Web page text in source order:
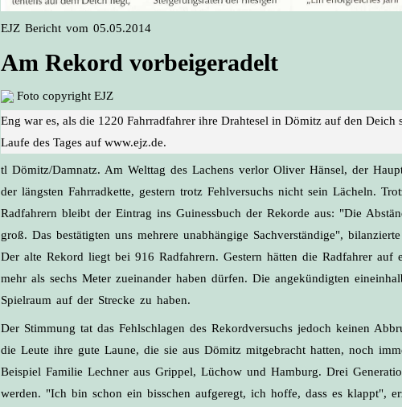
EJZ Bericht vom 05.05.2014
Am Rekord vorbeigeradelt
Foto copyright EJZ
Eng war es, als die 1220 Fahrradfahrer ihre Drahtesel in Dömitz auf den Deich
Laufe des Tages auf www.ejz.de.
tl Dömitz/Damnatz. Am Welttag des Lachens verlor Oliver Hänsel, der
der längsten Fahrradkette, gestern trotz Fehlversuchs nicht sein Lächeln.
Radfahrern bleibt der Eintrag ins Guinessbuch der Rekorde aus: "Die
groß. Das bestätigten uns mehrere unabhängige Sachverständige",
Der alte Rekord liegt bei 916 Radfahrern. Gestern hätten die Radfahrer
mehr als sechs Meter zueinander haben dürfen. Die angekündigten
Spielraum auf der Strecke zu haben.
Der Stimmung tat das Fehlschlagen des Rekordversuchs jedoch keinen
die Leute ihre gute Laune, die sie aus Dömitz mitgebracht hatten, noch
Beispiel Familie Lechner aus Grippel, Lüchow und Hamburg. Drei
werden. "Ich bin schon ein bisschen aufgeregt, ich hoffe, dass es klappt",